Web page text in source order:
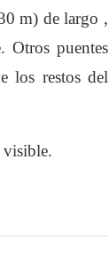
m) de largo ,
Otros puentes
los restos del
visible.